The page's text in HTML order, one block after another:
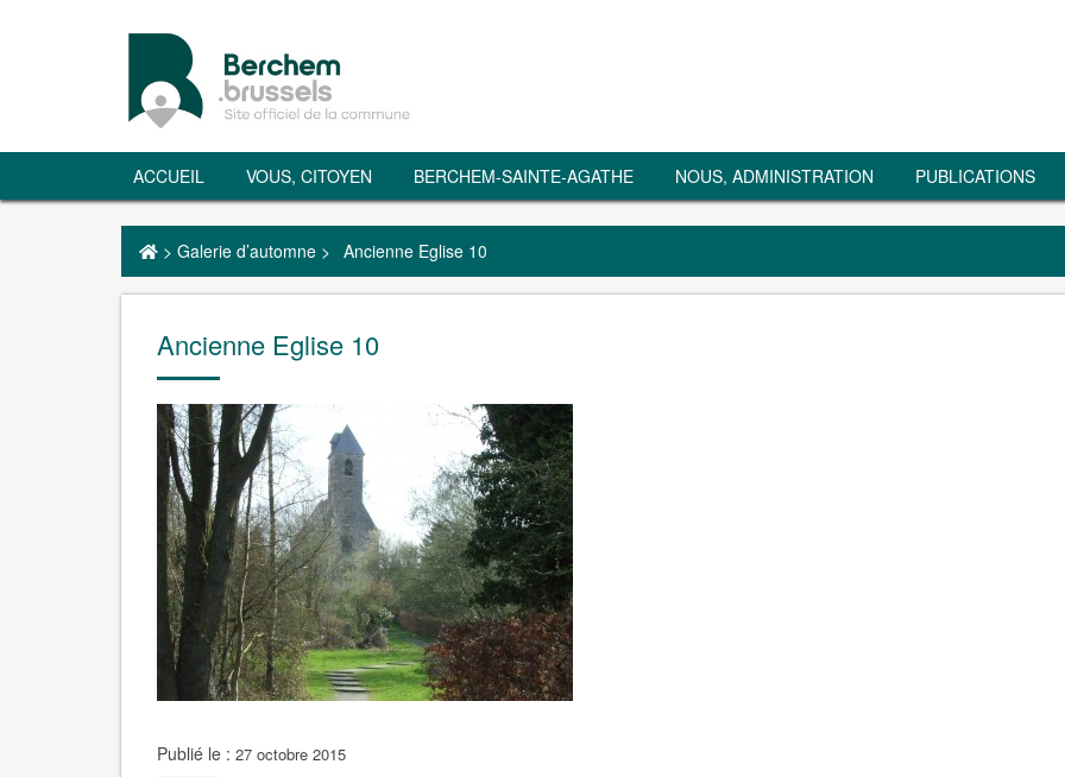
ACCUEIL VOUS, CITOYEN BERCHEM-SAINTE-AGATHE NOUS, ADMINISTRATION PUBLICATIONS
> Galerie d’automne > Ancienne Eglise 10
Ancienne Eglise 10
Publié le : 27 octobre 2015